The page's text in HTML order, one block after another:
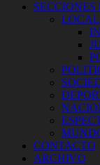
CONTACTO
ARCHIVO